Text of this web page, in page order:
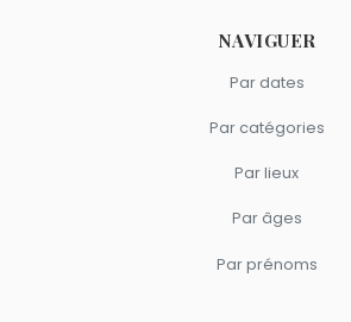
NAVIGUER
Par dates
Par catégories
Par lieux
Par âges
Par prénoms